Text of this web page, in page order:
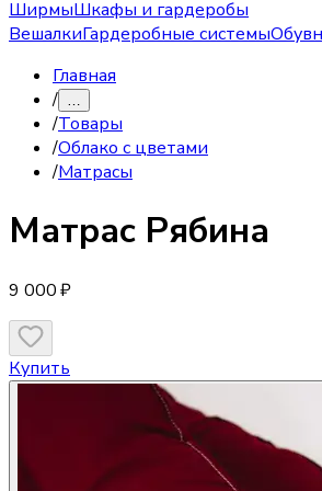
ШирмыШкафы и гардеробы
ВешалкиГардеробные системы
Главная
/ …
/Товары
/Облако с цветами
/Матрасы
Матрас Рябина
9 000 ₽
Купить